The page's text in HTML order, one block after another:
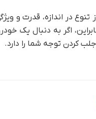
تنوع در اندازه، قدرت
اگر به دنبال یک